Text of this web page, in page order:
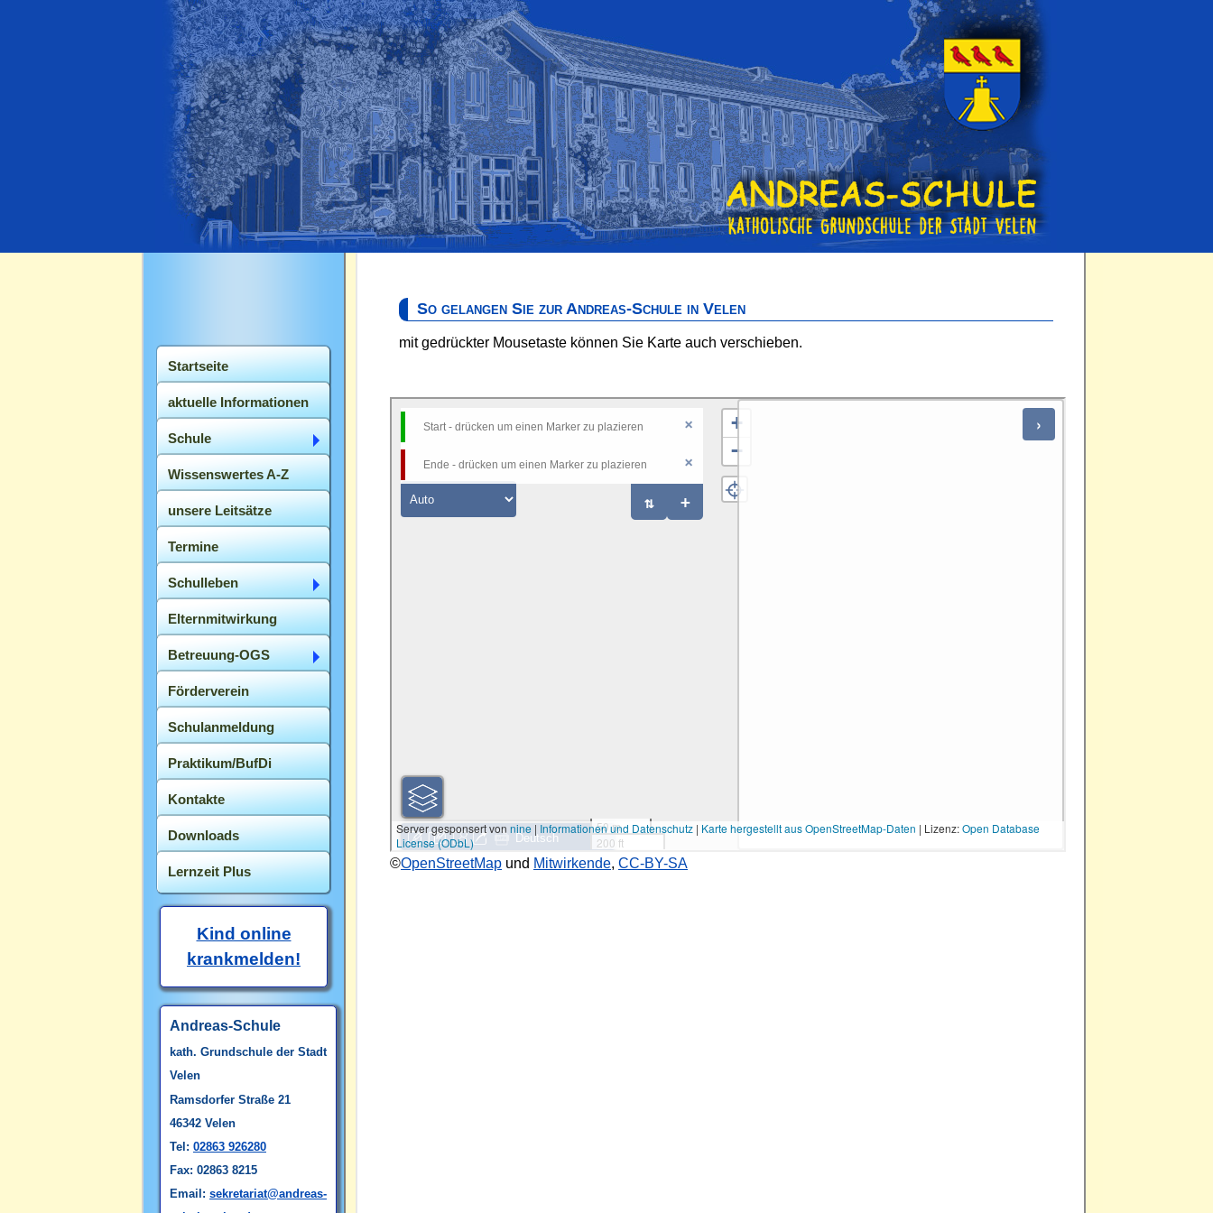
So gelangen Sie zur Andreas-Schule in Velen
mit gedrückter Mousetaste können Sie Karte auch verschieben.
©OpenStreetMap und Mitwirkende, CC-BY-SA
Navigation
überspringen
Startseite
aktuelle Informationen
Schule
Wissenswertes A-Z
unsere Leitsätze
Termine
Schulleben
Elternmitwirkung
Betreuung-OGS
Förderverein
Schulanmeldung
Praktikum/BufDi
Kontakte
Downloads
Lernzeit Plus
Kind online
krankmelden!
Andreas-Schule
kath. Grundschule der Stadt
Velen
Ramsdorfer Straße 21
46342 Velen
Tel: 02863 926280
Fax: 02863 8215
Email: sekretariat@andreas-